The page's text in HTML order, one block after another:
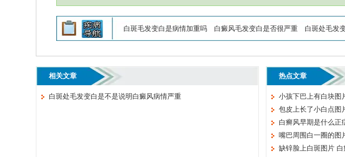
白斑毛发变白是病情加重吗 白癜风毛发变白是否很严重 白斑处毛发
相关文章
白斑处毛发变白是不是说明白癜风病情严重
热点文章
小孩下巴上有白块图
包皮上长了小白点图
白癣风早期是什么正
嘴巴周围白一圈的图
缺锌脸上白斑图片